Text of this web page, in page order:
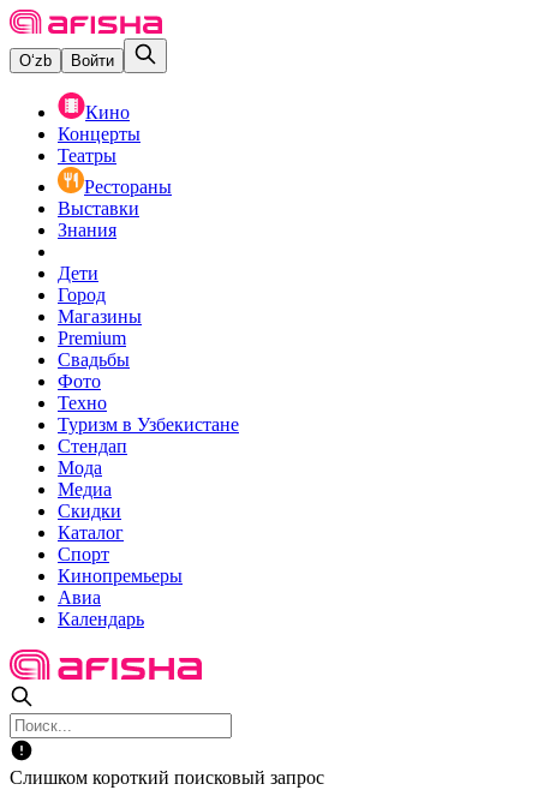
O‘zb Войти
Кино
Концерты
Театры
Рестораны
Выставки
Знания
Дети
Город
Магазины
Premium
Свадьбы
Фото
Техно
Туризм в Узбекистане
Стендап
Мода
Медиа
Скидки
Каталог
Спорт
Кинопремьеры
Авиа
Календарь
Слишком короткий поисковый запрос